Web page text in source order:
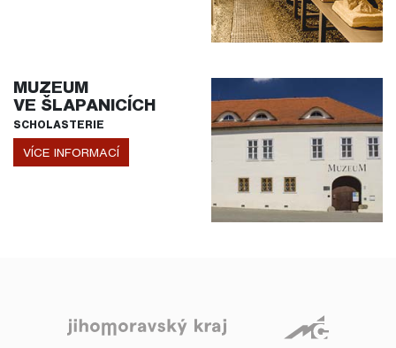
MUZEUM
VE ŠLAPANICÍCH
SCHOLASTERIE
VÍCE INFORMACÍ